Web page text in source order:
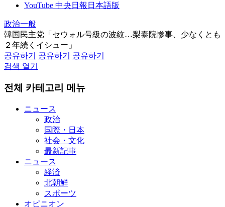
YouTube 中央日報日本語版
政治一般
韓国民主党「セウォル号級の波紋…梨泰院惨事、少なくとも
２年続くイシュー」
공유하기
공유하기
공유하기
검색 열기
전체 카테고리 메뉴
ニュース
政治
国際・日本
社会・文化
最新記事
ニュース
経済
北朝鮮
スポーツ
オピニオン